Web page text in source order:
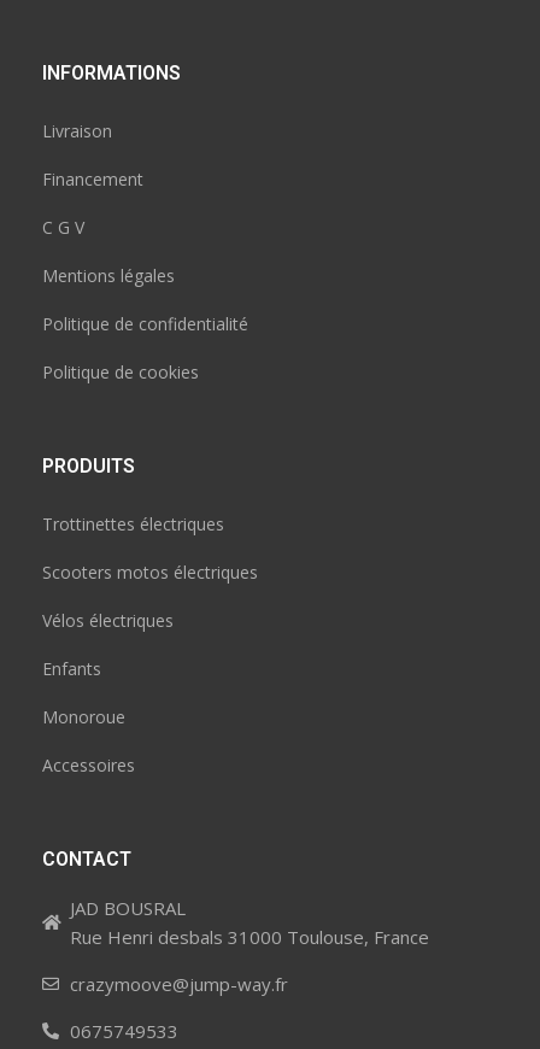
INFORMATIONS
Livraison
Financement
C G V
Mentions légales
Politique de confidentialité
Politique de cookies
PRODUITS
Trottinettes électriques
Scooters motos électriques
Vélos électriques
Enfants
Monoroue
Accessoires
CONTACT
JAD BOUSRAL
Rue Henri desbals 31000 Toulouse, France
crazymoove@jump-way.fr
0675749533